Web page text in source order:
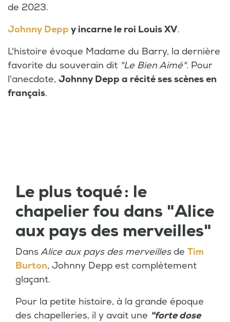
de 2023.
Johnny Depp y incarne le roi Louis XV.
L'histoire évoque Madame du Barry, la dernière
favorite du souverain dit "Le Bien Aimé". Pour
l'anecdote, Johnny Depp a récité ses scènes en
français.
Le plus toqué : le
chapelier fou dans "Alice
aux pays des merveilles"
DansAlice aux pays des merveillesde Tim
Burton, Johnny Depp est complètement
glaçant.
Pour la petite histoire, à la grande époque
des chapelleries, il y avait une "forte dose